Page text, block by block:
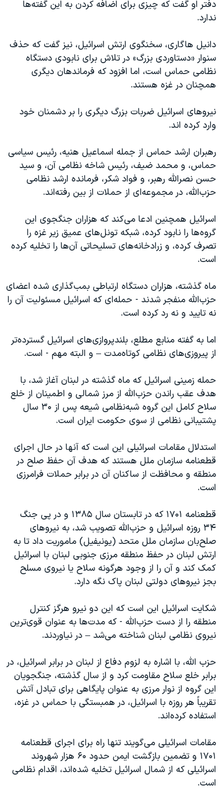
دفتر او گفت که چیزی برای اضافه کردن به این گفته‌ها
ندارد.
دانیل هاگاری، سخنگوی ارتش اسرائیل، نیز گفت که حذف
سنوار «دستاوردی بزرگ» در تلاش برای نابودی دستگاه
نظامی حماس است، اما افزود که فرماندهان دیگری
همچنان در غزه هستند.
نیروهای اسرائیل ضربات بزرگ دیگری را بر دشمنان خود
وارد کرده اند.
رهبران ارشد حماس از جمله اسماعیل هنیه، رئیس سیاسی
حماس، و محمد ضیف، رئیس شاخه نظامی آن، و سید
حسن نصرالله رهبر، و فواد شکر، فرمانده ارشد نظامی
حزب‌الله، در مجموعه‌ای از حملات از بین رفته‌اند.
اسرائیل همچنین ادعا می‌کند که هزاران جنگجوی این
گروه‌ها را نابود کرده، شبکه‌ تونل‌های عمیق زیر غزه را
تصرف کرده، و زرادخانه‌های تسلیحاتی آن‌ها را تخلیه کرده
است.
ماه گذشته، هزاران دستگاه ارتباطی بمب‌گذاری شده اعضای
حزب‌الله منفجر شدند - حمله‌ای که اسرائیل مسئولیت آن را
نه تایید و نه رد کرده است.
اما به گفته منابع مطلع، بلندپروازی‌های اسرائیل گسترده‌تر
از پیروزی‌های نظامی کوتاه‌مدت – و البته مهم - است.
حمله زمینی اسرائیل که ماه گذشته در لبنان آغاز شد، با
هدف عقب راندن حزب‌الله از مرز شمالی و اطمینان از خلع
سلاح کامل این گروه شبه‌نظامی شیعه پس از ۳۰ سال
پشتیبانی نظامی از سوی حکومت ایران است.
استدلال مقامات اسرائیلی این است که آنها در حال اجرای
قطعنامه سازمان ملل هستند که هدف آن حفظ صلح در
منطقه و محافظت از ساکنان آن در برابر حملات فرامرزی
است.
قطعنامه ۱۷۰۱ که در تابستان سال ۱۳۸۵ و در پی جنگ
۳۴ روزه اسرائیل و حزب‌الله تصویب شد، به نیروهای
صلح‌بان سازمان ملل متحد (یونیفیل) ماموریت داد تا به
ارتش لبنان در حفظ منطقه مرزی جنوبی لبنان با اسرائیل
کمک کند و آن را از وجود هرگونه سلاح یا نیروی مسلح
بجز نیروهای دولتی لبنان پاک نگه دارد.
شکایت اسرائیل این است که این دو نیرو هرگز کنترل
منطقه را از دست حزب‌الله - که مدت‌ها به عنوان قوی‌ترین
نیروی نظامی لبنان شناخته می‌شد – در نیاوردند.
حزب الله، با اشاره به لزوم دفاع از لبنان در برابر اسرائیل، در
برابر خلع سلاح مقاومت کرد و از سال گذشته، جنگجویان
این گروه از نوار مرزی به عنوان پایگاهی برای تبادل آتش
تقریباً هر روزه با اسرائیل، در همبستگی با حماس در غزه،
استفاده کرده‌اند.
مقامات اسرائیلی می‌گویند تنها راه برای اجرای قطعنامه
۱۷۰۱ و تضمین بازگشت ایمن حدود ۶۰ هزار شهروند
اسرائیلی که از شمال اسرائیل تخلیه شده‌اند، اقدام نظامی
است.